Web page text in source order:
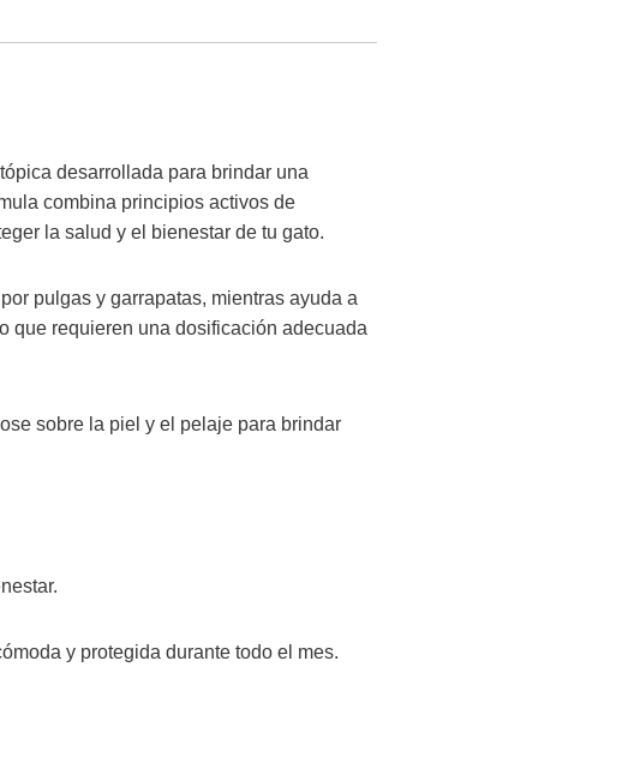
desarrollada para brindar una
combina principios activos de
la salud y el bienestar de tu gato.
pulgas y garrapatas, mientras ayuda a
que requieren una dosificación adecuada
sobre la piel y el pelaje para brindar
y protegida durante todo el mes.